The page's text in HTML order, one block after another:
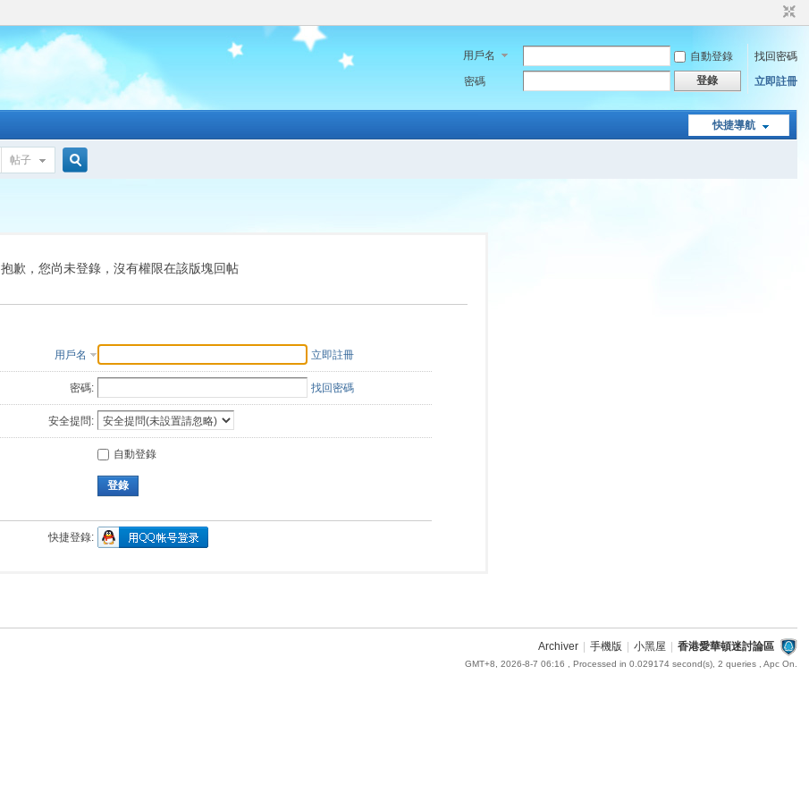
用戶名 自動登錄
找回密碼
密碼
登錄 立即註冊
快捷導航
帖子
索
抱歉，您尚未登錄，沒有權限在該版塊回帖
用戶名 立即註冊
密碼: 找回密碼
安全提問:
自動登錄
登錄
快捷登錄:
Archiver 手機版 小黑屋 香港愛華頓迷討論區
GMT+8, 2026-8-7 06:16 , Processed in 0.029174 second(s), 2 queries , Apc On.